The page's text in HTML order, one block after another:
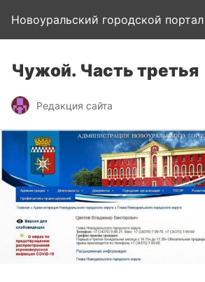
Новоуральский городской портал
Чужой. Часть третья
Редакция сайта